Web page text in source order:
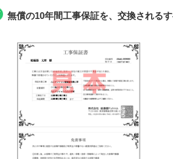
無償の10年間工事保証を、交換される